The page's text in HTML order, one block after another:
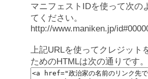
マニフェストIDを使って次の
てください。
http://www.maniken.jp/
上記URLを使ってクレジット
ためのHTMLは次の通りです。